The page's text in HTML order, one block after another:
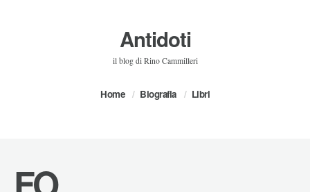
Antidoti
il blog di Rino Cammilleri
Home Biografia Libri